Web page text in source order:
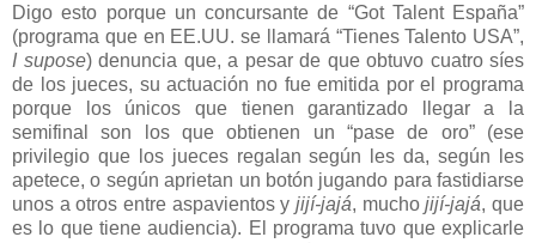
Digo esto porque un concursante de “Got Talent España”
(programa que en EE.UU. se llamará “Tienes Talento USA”,
I supose) denuncia que, a pesar de que obtuvo cuatro síes
de los jueces, su actuación no fue emitida por el programa
porque los únicos que tienen garantizado llegar a la
semifinal son los que obtienen un “pase de oro” (ese
privilegio que los jueces regalan según les da, según les
apetece, o según aprietan un botón jugando para fastidiarse
unos a otros entre aspavientos y jijí-jajá, muchojijí-jajá, que
es lo que tiene audiencia). El programa tuvo que explicarle